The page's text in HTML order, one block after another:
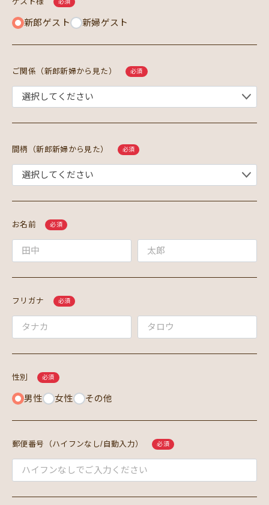
必須
新郎ゲスト 新婦ゲスト
ご関係（新郎新婦から見た） 必須
間柄（新郎新婦から見た） 必須
お名前 必須
フリガナ 必須
性別 必須
男性 女性 その他
郵便番号（ハイフンなし/自動入力） 必須